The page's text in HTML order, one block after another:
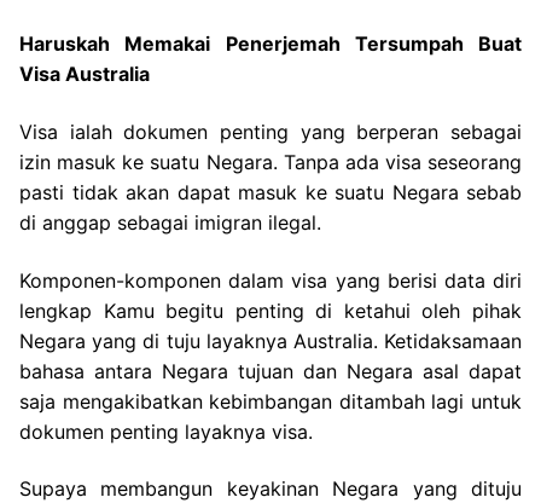
Haruskah Memakai Penerjemah Tersumpah Buat
Visa Australia
Visa ialah dokumen penting yang berperan sebagai
izin masuk ke suatu Negara. Tanpa ada visa seseorang
pasti tidak akan dapat masuk ke suatu Negara sebab
di anggap sebagai imigran ilegal.
Komponen-komponen dalam visa yang berisi data diri
lengkap Kamu begitu penting di ketahui oleh pihak
Negara yang di tuju layaknya Australia. Ketidaksamaan
bahasa antara Negara tujuan dan Negara asal dapat
saja mengakibatkan kebimbangan ditambah lagi untuk
dokumen penting layaknya visa.
Supaya membangun keyakinan Negara yang dituju